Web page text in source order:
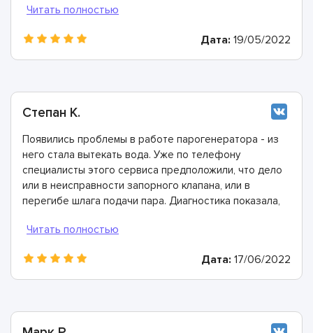
невооружённым взглядом, так как он защищён
с проблемой всего за час.
Дата: 19/05/2022
Степан К.
Появились проблемы в работе парогенератора - из
него стала вытекать вода. Уже по телефону
специалисты этого сервиса предположили, что дело
или в неисправности запорного клапана, или в
перегибе шлага подачи пара. Диагностика показала,
быстро подобрали необходимые детали, запчасти и
невероятно короткие сроки!
Дата: 17/06/2022